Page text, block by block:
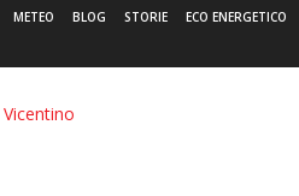
METEO BLOG STORIE ECO ENERGETICO
L'Eco